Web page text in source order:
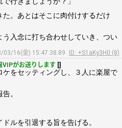
。あとはそこに肉付けするだけ
入念に打ち合わせしていき、つい
03/16(金) 15:47:38.89
ID: +S1aKy3H0 (8)
VIPがお送りします []
をセッティングし、３人に楽屋で
。
ルを引退する旨を告げる。